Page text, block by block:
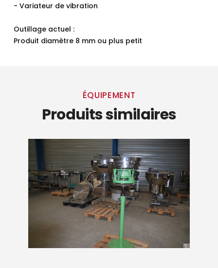
- Variateur de vibration
Outillage actuel :
Produit diamètre 8 mm ou plus petit
ÉQUIPEMENT
Produits similaires